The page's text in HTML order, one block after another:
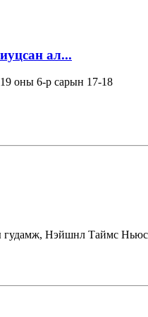
ал...
оны 6-р сарын 17-18
гудамж, Нэйшнл Таймс